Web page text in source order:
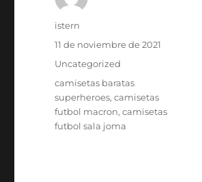
Autor
istern
Publicado
11 de noviembre de 2021
Categorías
Uncategorized
Etiquetas
camisetas baratas
superheroes,camisetas
futbol macron,camisetas
futbol sala joma